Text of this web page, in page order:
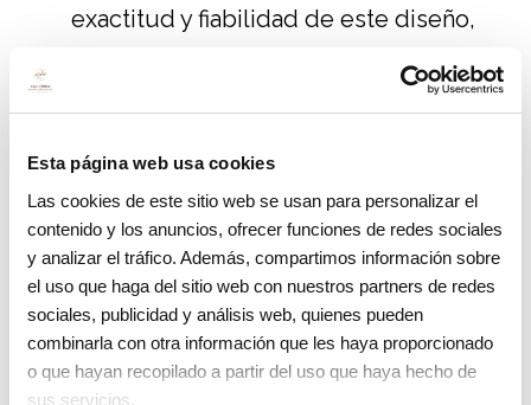
Esta página web usa cookies
Las cookies de este sitio web se usan para personalizar el
contenido y los anuncios, ofrecer funciones de redes sociales
y analizar el tráfico. Además, compartimos información sobre
el uso que haga del sitio web con nuestros partners de redes
sociales, publicidad y análisis web, quienes pueden
combinarla con otra información que les haya proporcionado
o que hayan recopilado a partir del uso que haya hecho de
sus servicios.
exactitud y fiabilidad de este diseño,
coinciden con el resultado final.
adaptadas para cada paciente, ya que
el diseño es totalmente personalizado.
Es una técnica indolora
que no
genera efectos secundarios.
Se consigueun resultado perfecto
un mejor diagnóstico.
Rapidez